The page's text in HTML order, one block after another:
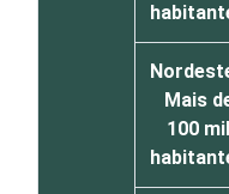
Mais
100 mil